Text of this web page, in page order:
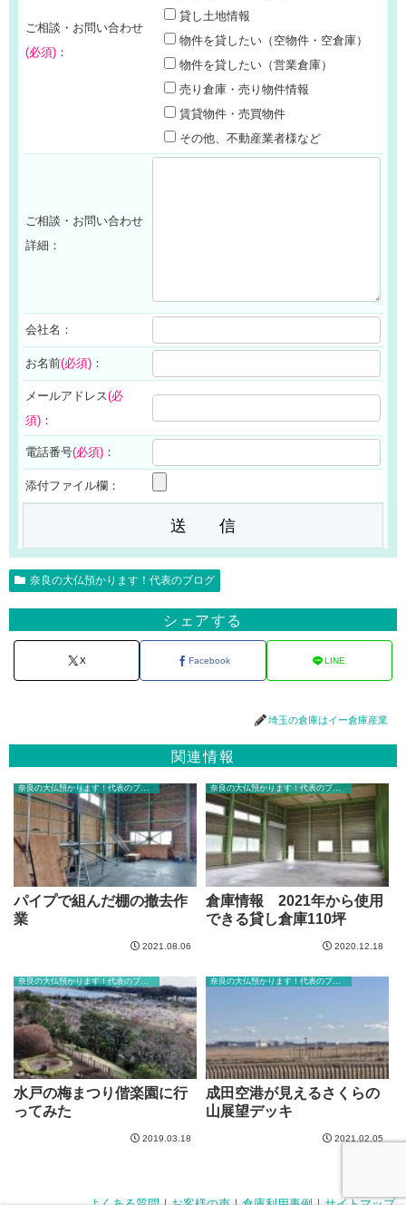
ご相談・お問い合わせ
(必須) ：
貸し土地情報
物件を貸したい（空物件・空倉庫）
物件を貸したい（営業倉庫）
売り倉庫・売り物件情報
賃貸物件・売買物件
その他、不動産業者様など
ご相談・お問い合わせ
詳細：
会社名：
お名前(必須) ：
メールアドレス(必
須) ：
電話番号(必須) ：
添付ファイル欄：
奈良の大仏預かります！代表のブログ
シェアする
X Facebook LINE
埼玉の倉庫はイー倉庫産業
関連情報
奈良の大仏預かります！代表のブログ
パイプで組んだ棚の撤去作
業
2021.08.06
奈良の大仏預かります！代表のブログ
倉庫情報 2021年から使用
できる貸し倉庫110坪
2020.12.18
水戸の梅まつり偕楽園に行
ってみた
2019.03.18
奈良の大仏預かります！代表のブログ
成田空港が見えるさくらの
山展望デッキ
2021.02.05